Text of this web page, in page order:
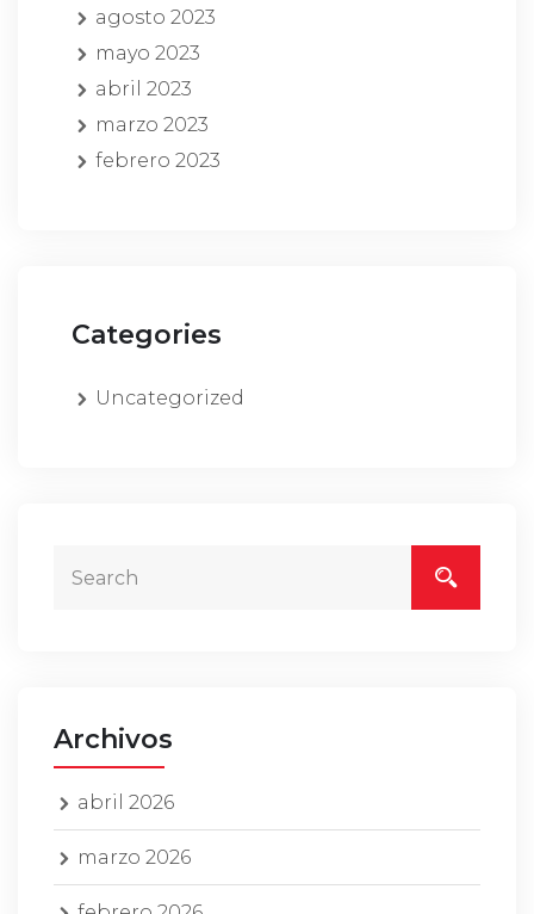
agosto 2023
mayo 2023
abril 2023
marzo 2023
febrero 2023
Categories
Uncategorized
Archivos
abril 2026
marzo 2026